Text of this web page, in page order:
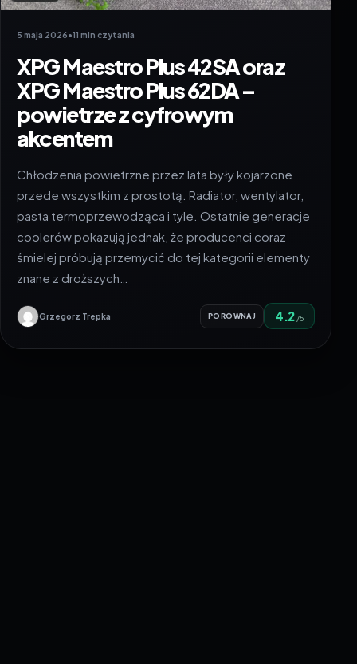
5 maja 2026•11 min czytania
XPG Maestro Plus 42SA oraz
XPG Maestro Plus 62DA –
powietrze z cyfrowym
akcentem
Chłodzenia powietrzne przez lata były kojarzone
przede wszystkim z prostotą. Radiator, wentylator,
pasta termoprzewodząca i tyle. Ostatnie generacje
coolerów pokazują jednak, że producenci coraz
śmielej próbują przemycić do tej kategorii elementy
znane z droższych…
Grzegorz Trepka PORÓWNAJ 4.2 /5